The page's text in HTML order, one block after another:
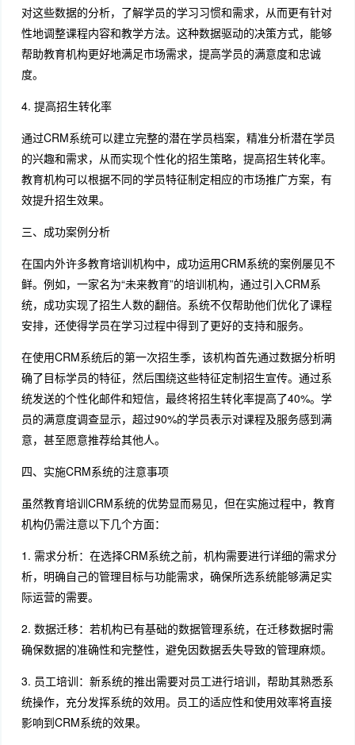
对这些数据的分析，了解学员的学习习惯和需求，从而更有针对
性地调整课程内容和教学方法。这种数据驱动的决策方式，能够
帮助教育机构更好地满足市场需求，提高学员的满意度和忠诚
度。
4. 提高招生转化率
通过CRM系统可以建立完整的潜在学员档案，精准分析潜在学员
的兴趣和需求，从而实现个性化的招生策略，提高招生转化率。
教育机构可以根据不同的学员特征制定相应的市场推广方案，有
效提升招生效果。
三、成功案例分析
在国内外许多教育培训机构中，成功运用CRM系统的案例屡见不
鲜。例如，一家名为“未来教育”的培训机构，通过引入CRM系
统，成功实现了招生人数的翻倍。系统不仅帮助他们优化了课程
安排，还使得学员在学习过程中得到了更好的支持和服务。
在使用CRM系统后的第一次招生季，该机构首先通过数据分析明
确了目标学员的特征，然后围绕这些特征定制招生宣传。通过系
统发送的个性化邮件和短信，最终将招生转化率提高了40%。学
员的满意度调查显示，超过90%的学员表示对课程及服务感到满
意，甚至愿意推荐给其他人。
四、实施CRM系统的注意事项
虽然教育培训CRM系统的优势显而易见，但在实施过程中，教育
机构仍需注意以下几个方面：
1. 需求分析：在选择CRM系统之前，机构需要进行详细的需求分
析，明确自己的管理目标与功能需求，确保所选系统能够满足实
际运营的需要。
2. 数据迁移：若机构已有基础的数据管理系统，在迁移数据时需
确保数据的准确性和完整性，避免因数据丢失导致的管理麻烦。
3. 员工培训：新系统的推出需要对员工进行培训，帮助其熟悉系
统操作，充分发挥系统的效用。员工的适应性和使用效率将直接
影响到CRM系统的效果。